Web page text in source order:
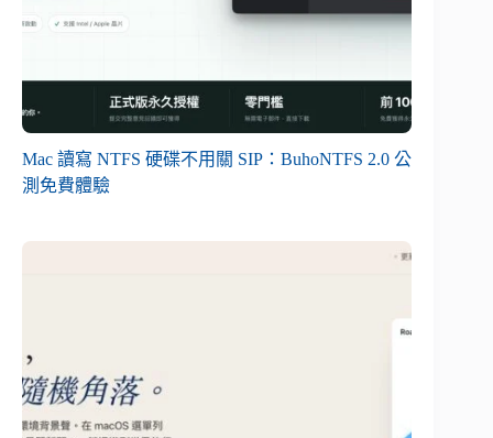
Mac 讀寫 NTFS 硬碟不用關 SIP：BuhoNTFS 2.0 公
測免費體驗